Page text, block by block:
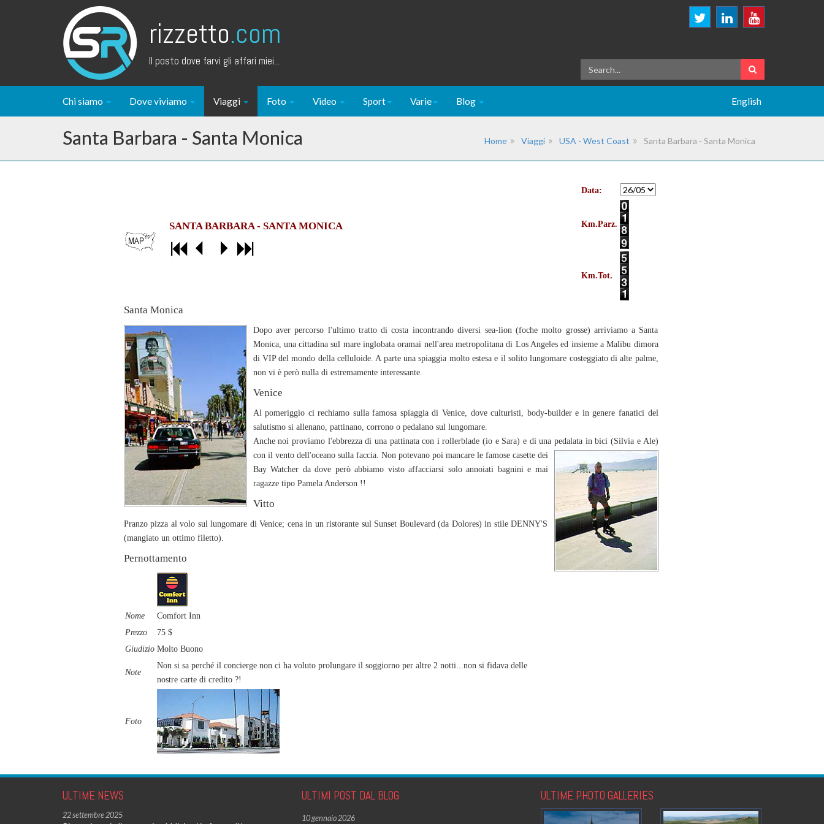
rizzetto.com
Il posto dove farvi gli affari miei...
Chi siamo Dove viviamo Viaggi Foto Video Sport Varie Blog English
Santa Barbara - Santa Monica Home Viaggi USA - West Coast Santa Barbara - Santa Monica
SANTA BARBARA - SANTA MONICA
Data:
Km.Parz.
Km.Tot.
Santa Monica
Dopo aver percorso l'ultimo tratto di costa incontrando diversi sea-lion (foche molto grosse) arriviamo a Santa
Monica, una cittadina sul mare inglobata oramai nell'area metropolitana di Los Angeles ed insieme a Malibu dimora
di VIP del mondo della celluloide. A parte una spiaggia molto estesa e il solito lungomare costeggiato di alte palme,
non vi è però nulla di estremamente interessante.
Venice
Al pomeriggio ci rechiamo sulla famosa spiaggia di Venice, dove culturisti, body-builder e in genere fanatici del
salutismo si allenano, pattinano, corrono o pedalano sul lungomare.
Anche noi proviamo l'ebbrezza di una pattinata con i rollerblade (io e Sara) e di una pedalata in bici (Silvia e Ale)
con il vento dell'oceano sulla faccia. Non potevano poi mancare le famose casette dei
Bay Watcher da dove però abbiamo visto affacciarsi solo annoiati bagnini e mai
ragazze tipo Pamela Anderson !!
Vitto
Pranzo pizza al volo sul lungomare di Venice; cena in un ristorante sul Sunset Boulevard (da Dolores) in stile DENNY'S
(mangiato un ottimo filetto).
Pernottamento
Nome
Comfort Inn
Prezzo
75 $
Giudizio Molto Buono
Note
Non si sa perché il concierge non ci ha voluto prolungare il soggiorno per altre 2 notti...non si fidava delle
nostre carte di credito ?!
Foto
ULTIME NEWS
22 settembre 2025
ULTIMI POST DAL BLOG
10 gennaio 2026
ULTIME PHOTO GALLERIES